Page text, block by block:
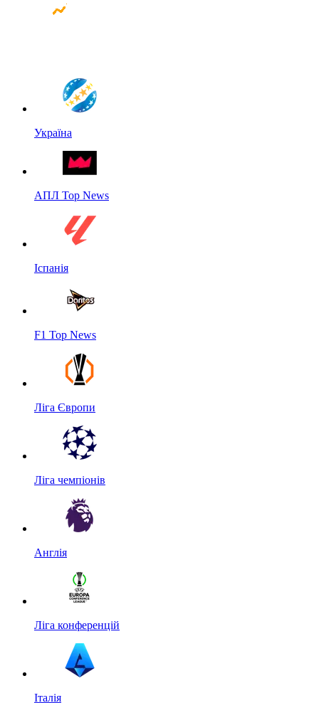
Україна
АПЛ Top News
Іспанія
F1 Top News
Ліга Європи
Ліга чемпіонів
Англія
Ліга конференцій
Італія